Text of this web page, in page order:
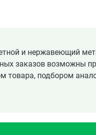
и нержавеющий
заказов возможны
подбором